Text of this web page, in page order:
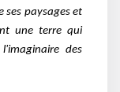
ses paysages et
une terre qui
des